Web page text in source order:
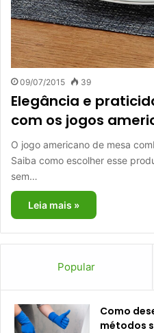
09/07/2015 39
Elegância e
com os jogos
O jogo americano de mesa
Saiba como escolher esse
sem…
Leia mais »
Popular
Como
métodos